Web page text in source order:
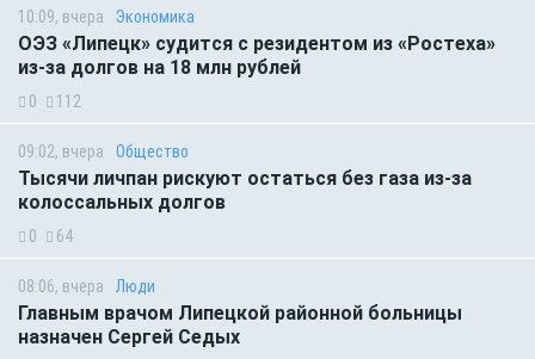
10:09, вчера Экономика
ОЭЗ «Липецк» судится с резидентом из «Ростеха»
из-за долгов на 18 млн рублей
0 112
09:02, вчера Общество
Тысячи личпан рискуют остаться без газа из-за
колоссальных долгов
0 64
08:06, вчера Люди
Главным врачом Липецкой районной больницы
назначен Сергей Седых